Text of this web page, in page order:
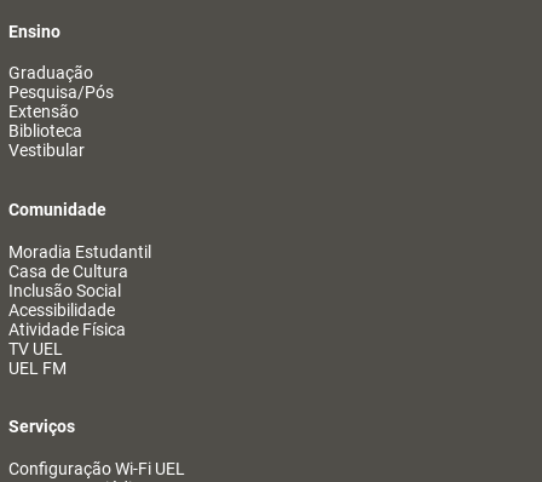
Ensino
Graduação
Pesquisa/Pós
Extensão
Biblioteca
Vestibular
Comunidade
Moradia Estudantil
Casa de Cultura
Inclusão Social
Acessibilidade
Atividade Física
TV UEL
UEL FM
Serviços
Configuração Wi-Fi UEL